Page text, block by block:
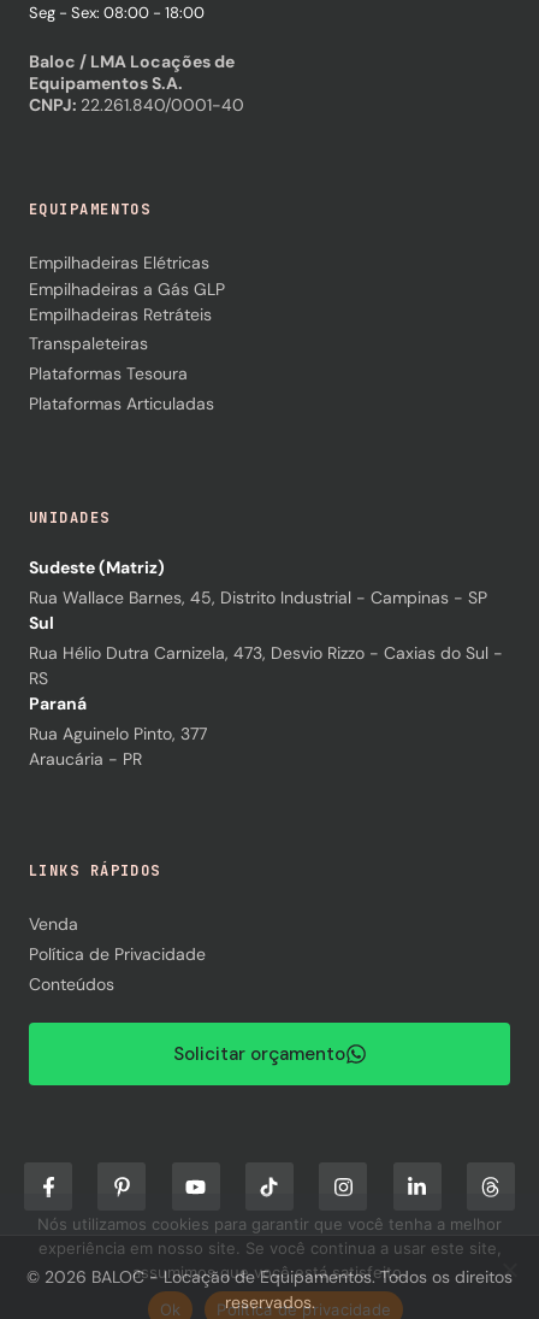
Seg - Sex: 08:00 - 18:00
Baloc / LMA Locações de
Equipamentos S.A.
CNPJ: 22.261.840/0001-40
EQUIPAMENTOS
Empilhadeiras Elétricas
Empilhadeiras a Gás GLP
Empilhadeiras Retráteis
Transpaleteiras
Plataformas Tesoura
Plataformas Articuladas
UNIDADES
Sudeste (Matriz)
Rua Wallace Barnes, 45, Distrito Industrial - Campinas - SP
Sul
Rua Hélio Dutra Carnizela, 473, Desvio Rizzo - Caxias do Sul -
RS
Paraná
Rua Aguinelo Pinto, 377
Araucária - PR
LINKS RÁPIDOS
Venda
Política de Privacidade
Conteúdos
Solicitar orçamento
© 2026 BALOC - Locação de Equipamentos. Todos os direitos
reservados.
Nós utilizamos cookies para garantir que você tenha a melhor
experiência em nosso site. Se você continua a usar este site,
assumimos que você está satisfeito.
Ok
Política de privacidade